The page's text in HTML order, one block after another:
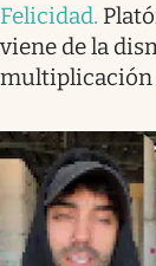
Felicidad.
viene de la
multiplicación